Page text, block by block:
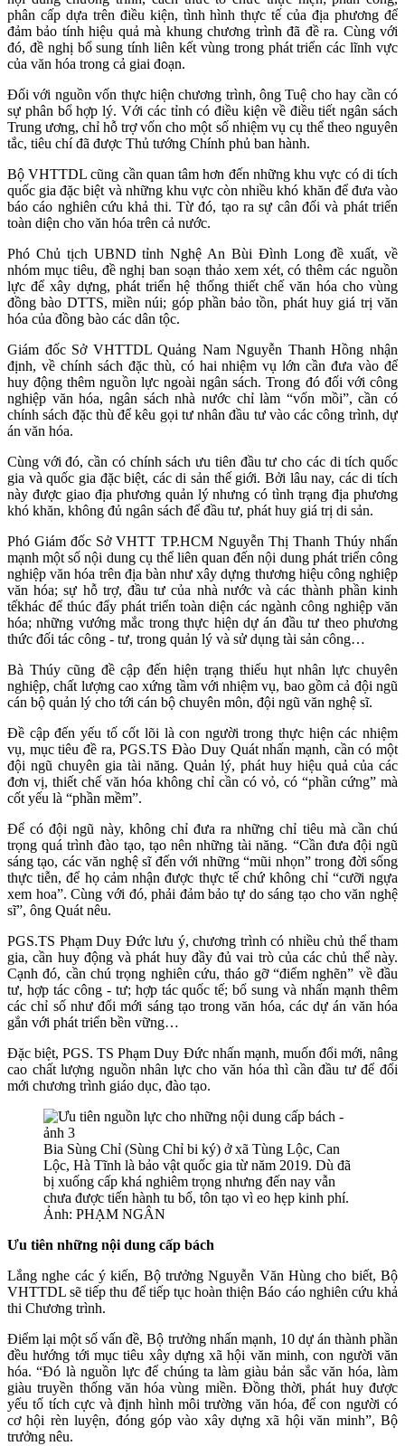
phân cấp dựa trên điều kiện, tình hình thực tế của địa phương để
đảm bảo tính hiệu quả mà khung chương trình đã đề ra. Cùng với
đó, đề nghị bổ sung tính liên kết vùng trong phát triển các lĩnh vực
của văn hóa trong cả giai đoạn.
Đối với nguồn vốn thực hiện chương trình, ông Tuệ cho hay cần có
sự phân bổ hợp lý. Với các tỉnh có điều kiện về điều tiết ngân sách
Trung ương, chỉ hỗ trợ vốn cho một số nhiệm vụ cụ thể theo nguyên
tắc, tiêu chí đã được Thủ tướng Chính phủ ban hành.
Bộ VHTTDL cũng cần quan tâm hơn đến những khu vực có di tích
quốc gia đặc biệt và những khu vực còn nhiều khó khăn để đưa vào
báo cáo nghiên cứu khả thi. Từ đó, tạo ra sự cân đối và phát triển
toàn diện cho văn hóa trên cả nước.
Phó Chủ tịch UBND tỉnh Nghệ An Bùi Đình Long đề xuất, về
nhóm mục tiêu, đề nghị ban soạn thảo xem xét, có thêm các nguồn
lực để xây dựng, phát triển hệ thống thiết chế văn hóa cho vùng
đồng bào DTTS, miền núi; góp phần bảo tồn, phát huy giá trị văn
hóa của đồng bào các dân tộc.
Giám đốc Sở VHTTDL Quảng Nam Nguyễn Thanh Hồng nhận
định, về chính sách đặc thù, có hai nhiệm vụ lớn cần đưa vào để
huy động thêm nguồn lực ngoài ngân sách. Trong đó đối với công
nghiệp văn hóa, ngân sách nhà nước chỉ làm “vốn mồi”, cần có
chính sách đặc thù để kêu gọi tư nhân đầu tư vào các công trình, dự
án văn hóa.
Cùng với đó, cần có chính sách ưu tiên đầu tư cho các di tích quốc
gia và quốc gia đặc biệt, các di sản thế giới. Bởi lâu nay, các di tích
này được giao địa phương quản lý nhưng có tình trạng địa phương
khó khăn, không đủ ngân sách để đầu tư, phát huy giá trị di sản.
Phó Giám đốc Sở VHTT TP.HCM Nguyễn Thị Thanh Thúy nhấn
mạnh một số nội dung cụ thể liên quan đến nội dung phát triển công
nghiệp văn hóa trên địa bàn như xây dựng thương hiệu công nghiệp
văn hóa; sự hỗ trợ, đầu tư của nhà nước và các thành phần kinh
tếkhác để thúc đẩy phát triển toàn diện các ngành công nghiệp văn
hóa; những vướng mắc trong thực hiện dự án đầu tư theo phương
thức đối tác công - tư, trong quản lý và sử dụng tài sản công…
Bà Thúy cũng đề cập đến hiện trạng thiếu hụt nhân lực chuyên
nghiệp, chất lượng cao xứng tầm với nhiệm vụ, bao gồm cả đội ngũ
cán bộ quản lý cho tới cán bộ chuyên môn, đội ngũ văn nghệ sĩ.
Đề cập đến yếu tố cốt lõi là con người trong thực hiện các nhiệm
vụ, mục tiêu đề ra, PGS.TS Đào Duy Quát nhấn mạnh, cần có một
đội ngũ chuyên gia tài năng. Quản lý, phát huy hiệu quả của các
đơn vị, thiết chế văn hóa không chỉ cần có vỏ, có “phần cứng” mà
cốt yếu là “phần mềm”.
Để có đội ngũ này, không chỉ đưa ra những chỉ tiêu mà cần chú
trọng quá trình đào tạo, tạo nên những tài năng. “Cần đưa đội ngũ
sáng tạo, các văn nghệ sĩ đến với những “mũi nhọn” trong đời sống
thực tiễn, để họ cảm nhận được thực tế chứ không chỉ “cưỡi ngựa
xem hoa”. Cùng với đó, phải đảm bảo tự do sáng tạo cho văn nghệ
sĩ”, ông Quát nêu.
PGS.TS Phạm Duy Đức lưu ý, chương trình có nhiều chủ thể tham
gia, cần huy động và phát huy đầy đủ vai trò của các chủ thể này.
Cạnh đó, cần chú trọng nghiên cứu, tháo gỡ “điểm nghẽn” về đầu
tư, hợp tác công - tư; hợp tác quốc tế; bổ sung và nhấn mạnh thêm
các chỉ số như đổi mới sáng tạo trong văn hóa, các dự án văn hóa
gắn với phát triển bền vững…
Đặc biệt, PGS. TS Phạm Duy Đức nhấn mạnh, muốn đổi mới, nâng
cao chất lượng nguồn nhân lực cho văn hóa thì cần đầu tư để đổi
mới chương trình giáo dục, đào tạo.
Bia Sùng Chỉ (Sùng Chỉ bi ký) ở xã Tùng Lộc, Can
Lộc, Hà Tĩnh là bảo vật quốc gia từ năm 2019. Dù đã
bị xuống cấp khá nghiêm trọng nhưng đến nay vẫn
chưa được tiến hành tu bổ, tôn tạo vì eo hẹp kinh phí.
Ảnh: PHẠM NGÂN
Ưu tiên những nội dung cấp bách
Lắng nghe các ý kiến, Bộ trưởng Nguyễn Văn Hùng cho biết, Bộ
VHTTDL sẽ tiếp thu để tiếp tục hoàn thiện Báo cáo nghiên cứu khả
thi Chương trình.
Điểm lại một số vấn đề, Bộ trưởng nhấn mạnh, 10 dự án thành phần
đều hướng tới mục tiêu xây dựng xã hội văn minh, con người văn
hóa. “Đó là nguồn lực để chúng ta làm giàu bản sắc văn hóa, làm
giàu truyền thống văn hóa vùng miền. Đồng thời, phát huy được
yếu tố tích cực và định hình môi trường văn hóa, để con người có
cơ hội rèn luyện, đóng góp vào xây dựng xã hội văn minh”, Bộ
trưởng nêu.